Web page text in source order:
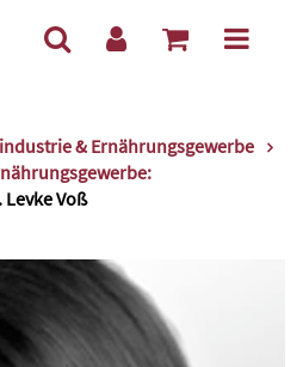
& Ernährungsgewerbe
Levke Voß